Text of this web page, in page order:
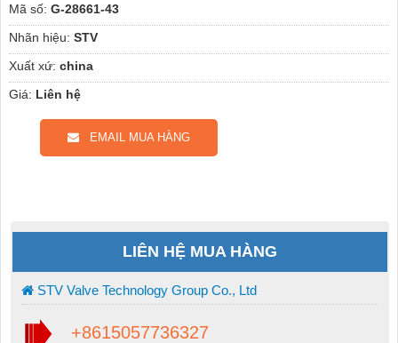
Mã số: G-28661-43
Nhãn hiệu: STV
Xuất xứ: china
Giá: Liên hệ
EMAIL MUA HÀNG
LIÊN HỆ MUA HÀNG
STV Valve Technology Group Co., Ltd
+8615057736327